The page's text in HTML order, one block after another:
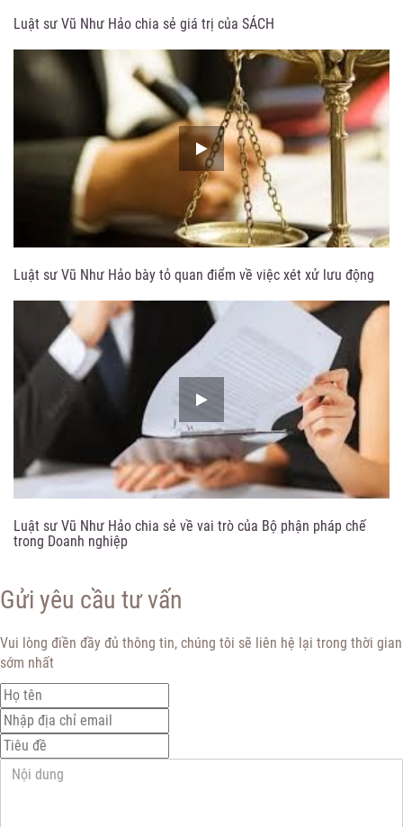
Luật sư Vũ Như Hảo chia sẻ giá trị của SÁCH
Luật sư Vũ Như Hảo bày tỏ quan điểm về việc xét xử lưu động
Luật sư Vũ Như Hảo chia sẻ về vai trò của Bộ phận pháp chế
trong Doanh nghiệp
Gửi yêu cầu tư vấn
Vui lòng điền đầy đủ thông tin, chúng tôi sẽ liên hệ lại trong thời gian
sớm nhất